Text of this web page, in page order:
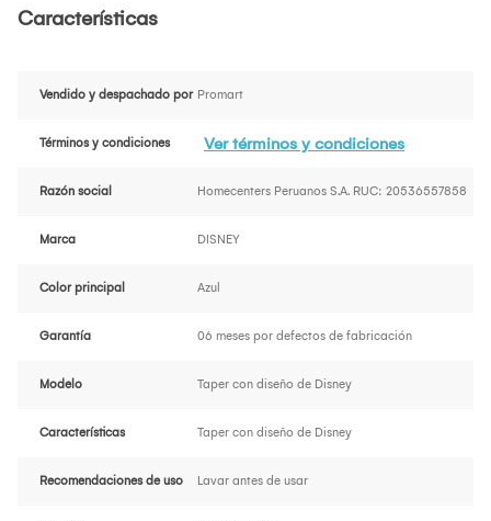
Características
Vendido y despachado por Promart
Términos y condiciones Ver términos y condiciones
Razón social Homecenters Peruanos S.A. RUC: 20536557858
Marca DISNEY
Color principal Azul
Garantía 06 meses por defectos de fabricación
Modelo Taper con diseño de Disney
Características Taper con diseño de Disney
Recomendaciones de uso Lavar antes de usar